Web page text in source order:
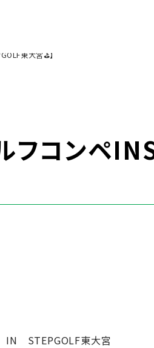
東大宮⛳】
フコンペ
IN STEPGOLF東大宮